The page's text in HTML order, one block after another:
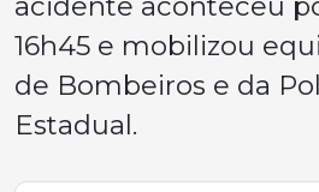
16h45 e mobilizou
de Bombeiros e da
Estadual.